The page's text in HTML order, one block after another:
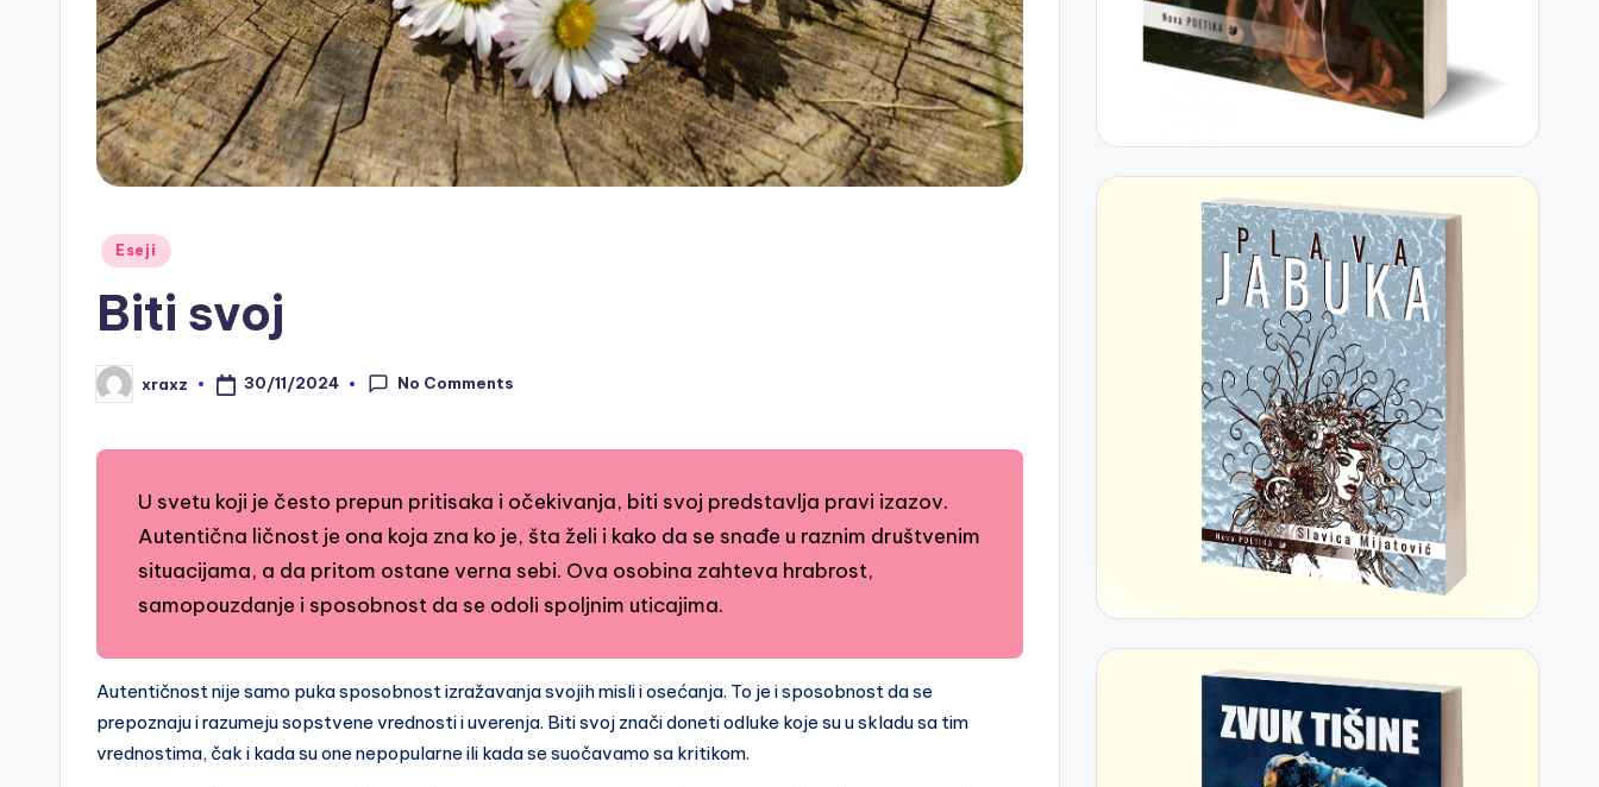
Posted
Eseji
Biti svoj
Posted
by
xraxz 30/11/2024 No Comments
U svetu koji je često prepun pritisaka i očekivanja, biti svoj predstavlja pravi izazov.
Autentična ličnost je ona koja zna ko je, šta želi i kako da se snađe u raznim društvenim
situacijama, a da pritom ostane verna sebi. Ova osobina zahteva hrabrost,
samopouzdanje i sposobnost da se odoli spoljnim uticajima.
Autentičnost nije samo puka sposobnost izražavanja svojih misli i osećanja. To je i sposobnost da se
prepoznaju i razumeju sopstvene vrednosti i uverenja. Biti svoj znači doneti odluke koje su u skladu sa tim
vrednostima, čak i kada su one nepopularne ili kada se suočavamo sa kritikom.